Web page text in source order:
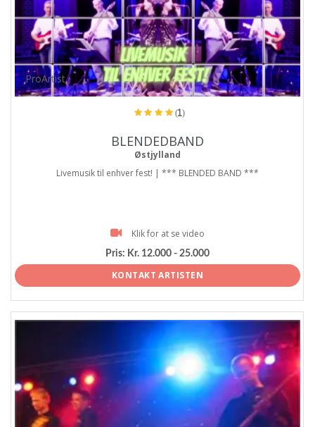
ProArtist
(1)
BLENDEDBAND
Østjylland
Livemusik til enhver fest! | *** BLENDED BAND ***
Klik for at se video
Pris: Kr. 12.000 - 25.000
KONTAKT ARTISTEN